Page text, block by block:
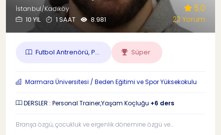
İstanbul/Kadıköy
10 YIL
1 SAAT 8.981
5.0
22 Yorum
Futbol Antrenörü, P... Süper
Marmara Üniversitesi / Beden Eğitimi ve Spor Yüksekokulu
DERSLER : Personal Trainer,Yaşam Koçluğu +6 ders
Branşa özgü, çocukluk ve ergenlik dönemine özgü ve...